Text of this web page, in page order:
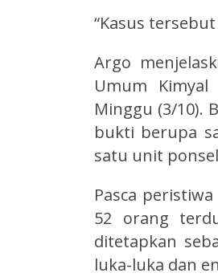
“Kasus
Argo
Umum
Minggu (3/10).
bukti berupa
satu unit
Pasca
52 orang
ditetapkan
luka-luka dan